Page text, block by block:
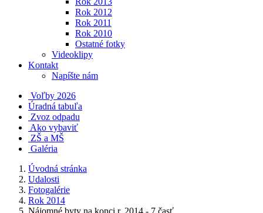
Rok 2012
Rok 2011
Rok 2010
Ostatné fotky
Videoklipy
Kontakt
Napíšte nám
Voľby 2026
Úradná tabuľa
Zvoz odpadu
Ako vybaviť
ZŠ a MŠ
Galéria
Úvodná stránka
Udalosti
Fotogalérie
Rok 2014
Nájomné byty na konci r. 2014 - 7.časť